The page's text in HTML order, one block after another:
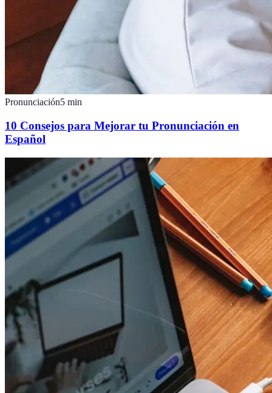
Pronunciación5 min
10 Consejos para Mejorar tu Pronunciación en
Español